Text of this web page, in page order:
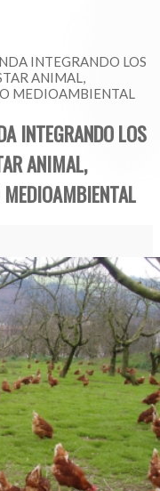
INTEGRANDO LOS
ANIMAL,
MEDIOAMBIENTAL
INTEGRANDO LOS
ANIMAL,
MEDIOAMBIENTAL